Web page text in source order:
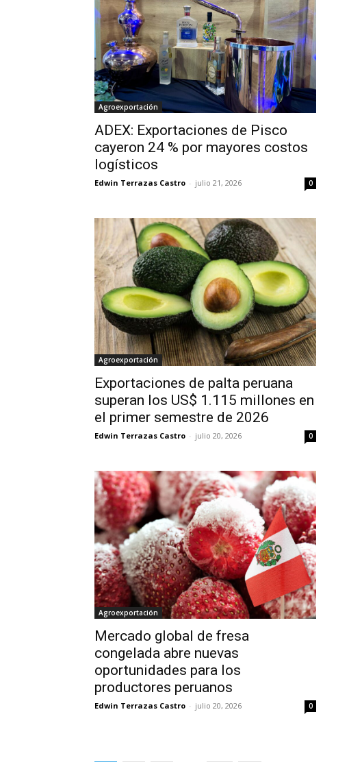
Agroexportación
ADEX: Exportaciones de Pisco
cayeron 24 % por mayores costos
logísticos
Edwin Terrazas Castro - julio 21, 2026 0
Agroexportación
Exportaciones de palta peruana
superan los US$ 1.115 millones en
el primer semestre de 2026
Edwin Terrazas Castro - julio 20, 2026 0
Agroexportación
Mercado global de fresa
congelada abre nuevas
oportunidades para los
productores peruanos
Edwin Terrazas Castro - julio 20, 2026 0